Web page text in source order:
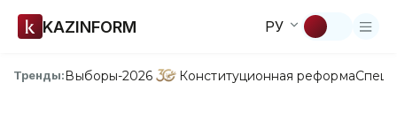
KAZINFORM РУ
Тренды:Выборы-2026 Конституционная реформа